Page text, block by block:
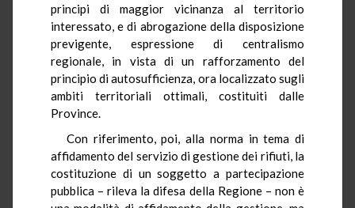
principi di maggior vicinanza al territorio
interessato, e di abrogazione della disposizione
previgente, espressione di centralismo
regionale, in vista di un rafforzamento del
principio di autosufficienza, ora localizzato sugli
ambiti territoriali ottimali, costituiti dalle
Province.
Con riferimento, poi, alla norma in tema di
affidamento del servizio di gestione dei rifiuti, la
costituzione di un soggetto a partecipazione
pubblica – rileva la difesa della Regione – non è